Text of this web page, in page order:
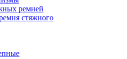
ремней
стяжного